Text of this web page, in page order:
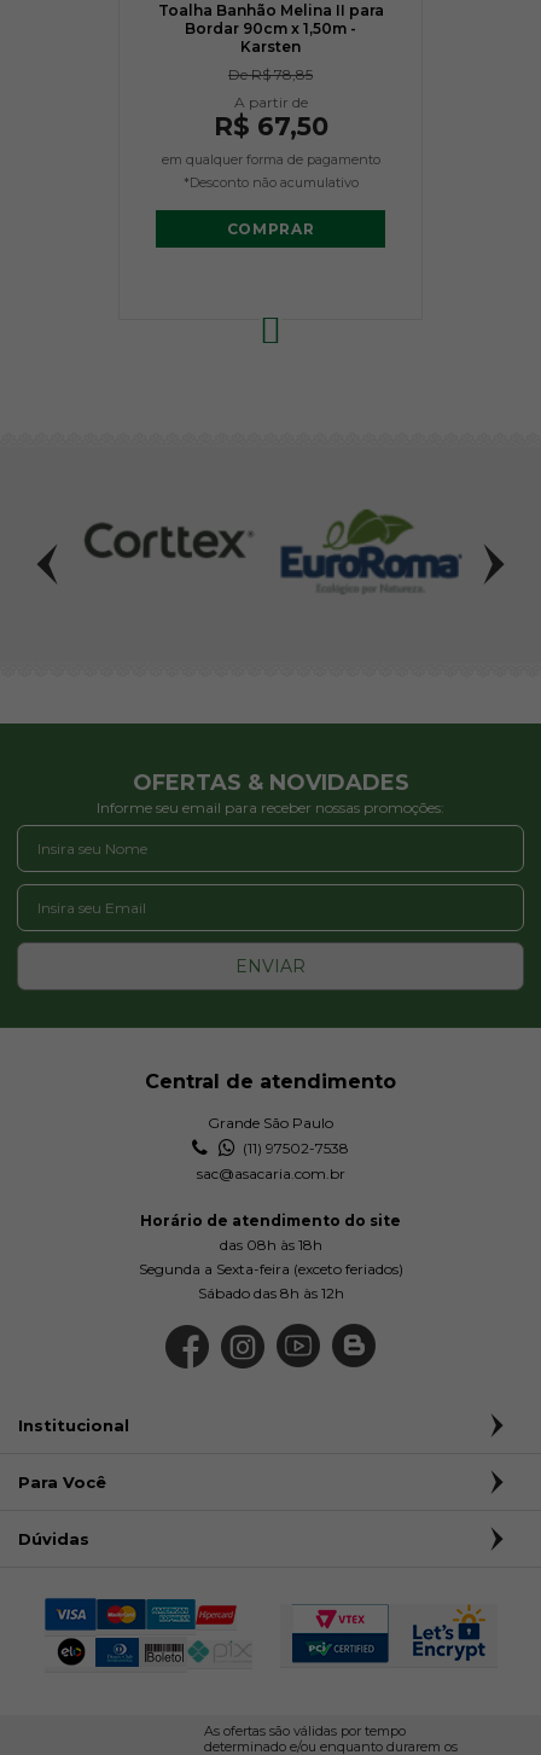
Toalha Banhão Melina II para
Bordar 90cm x 1,50m -
Karsten
DeR$ 78,85
R$ 67,50
em qualquer forma de pagamento
*Desconto não acumulativo
COMPRAR
OFERTAS & NOVIDADES
Informe seu email para receber nossas promoções:
ENVIAR
Central de atendimento
Grande São Paulo
(11) 97502-7538
sac@asacaria.com.br
Horário de atendimento do site
das 08h às 18h
Segunda a Sexta-feira (exceto feriados)
Sábado das 8h às 12h
Institucional
Para Você
Dúvidas
As ofertas são válidas por tempo
determinado e/ou enquanto durarem os